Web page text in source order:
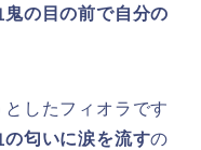
の目の前で自分の
したフィオラです
の匂いに涙を流すの